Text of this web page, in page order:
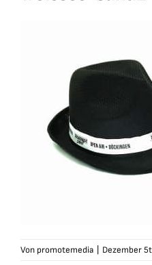
Von promotemedia Dezember